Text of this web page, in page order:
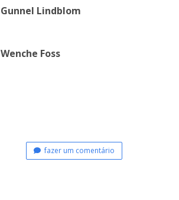
Gunnel Lindblom
Wenche Foss
fazer um comentário